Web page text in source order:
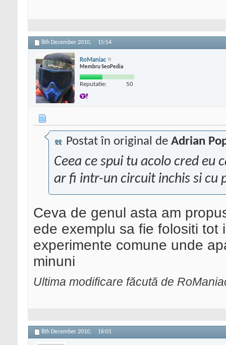
8th December 2010, 15:54
RoManiac
Membru SeoPedia
Reputatie: 50
Postat în original de Adrian
Ceea ce spui tu acolo cred
ar fi intr-un circuit inchis si cu
Ceva de genul asta am
ede exemplu sa fie folositi tot
experimente comune unde
minuni
Ultima modificare făcută de
8th December 2010, 16:01